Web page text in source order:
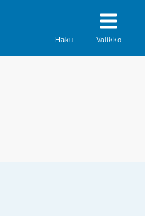
Haku Valikko